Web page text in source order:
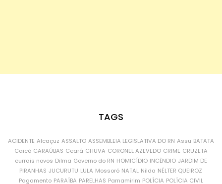
TAGS
ACIDENTE Alcaçuz ASSALTO ASSEMBLEIA LEGISLATIVA DO RN Assu BATATA
Caicó CARAÚBAS Ceará CHUVA CORONEL AZEVEDO CRIME CRUZETA
currais novos Dilma Governo do RN HOMICÍDIO INCÊNDIO JARDIM DE
PIRANHAS JUCURUTU LULA Mossoró NATAL Nilda NÉLTER QUEIROZ
Pagamento PARAÍBA PARELHAS Parnamirim POLÍCIA POLÍCIA CIVIL